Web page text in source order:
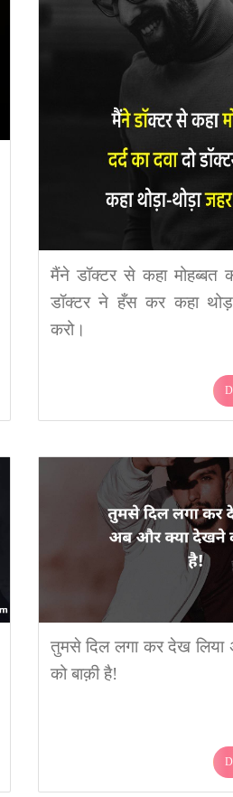
मैंने डॉक्टर से कहा मोहब्बत
डॉक्टर ने हँस कर कहा
करो।
तुमसे दिल लगा कर देख
को बाक़ी है!